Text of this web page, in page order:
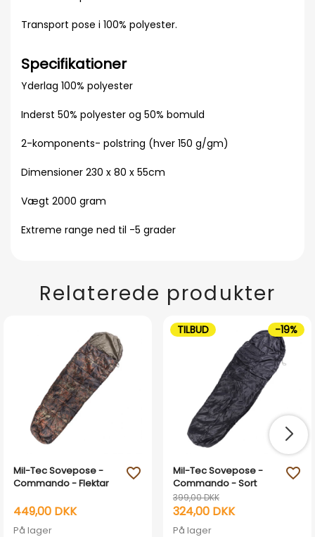
Transport pose i 100% polyester.
Specifikationer
Yderlag 100% polyester
Inderst 50% polyester og 50% bomuld
2-komponents- polstring (hver 150 g/gm)
Dimensioner 230 x 80 x 55cm
Vægt 2000 gram
Extreme range ned til -5 grader
Relaterede produkter
Mil-Tec Sovepose -
Commando - Flektar
449,00 DKK
På lager
favorite_outline
Mil-Tec Sovepose -
Commando - Sort
399,00 DKK
324,00 DKK
På lager
favorite_outline
TILBUD -19%